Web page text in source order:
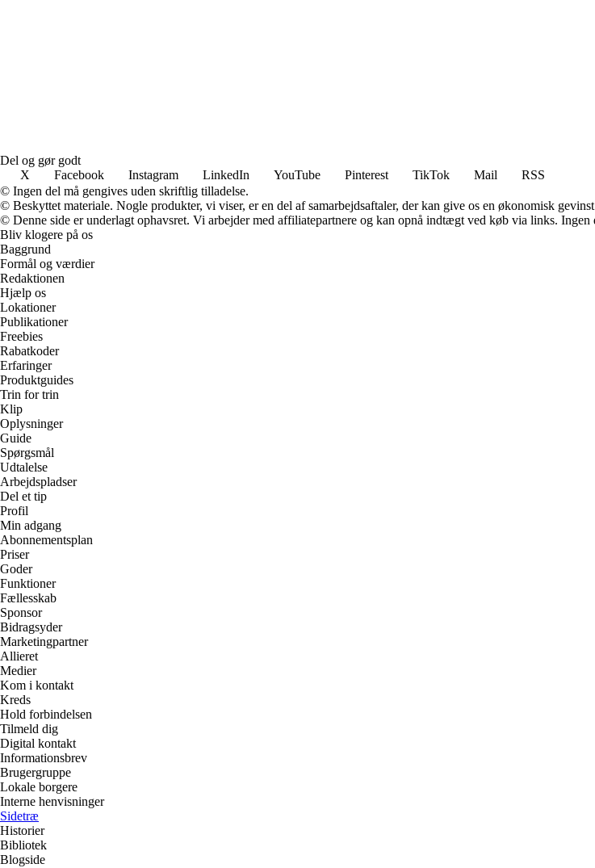
Del og gør godt
X
Facebook Instagram LinkedIn YouTube Pinterest TikTok Mail
RSS
© Ingen del må gengives uden skriftlig tilladelse.
© Beskyttet materiale. Nogle produkter, vi viser, er en del af samarbejdsaftaler, der kan give os en økonomisk
© Denne side er underlagt ophavsret. Vi arbejder med affiliatepartnere og kan opnå indtægt ved køb via links.
Bliv klogere på os
Baggrund
Formål og værdier
Redaktionen
Hjælp os
Lokationer
Publikationer
Freebies
Rabatkoder
Erfaringer
Produktguides
Trin for trin
Klip
Oplysninger
Guide
Spørgsmål
Udtalelse
Arbejdspladser
Del et tip
Profil
Min adgang
Abonnementsplan
Priser
Goder
Funktioner
Fællesskab
Sponsor
Bidragsyder
Marketingpartner
Allieret
Medier
Kom i kontakt
Kreds
Hold forbindelsen
Tilmeld dig
Digital kontakt
Informationsbrev
Brugergruppe
Lokale borgere
Interne henvisninger
Sidetræ
Historier
Bibliotek
Blogside